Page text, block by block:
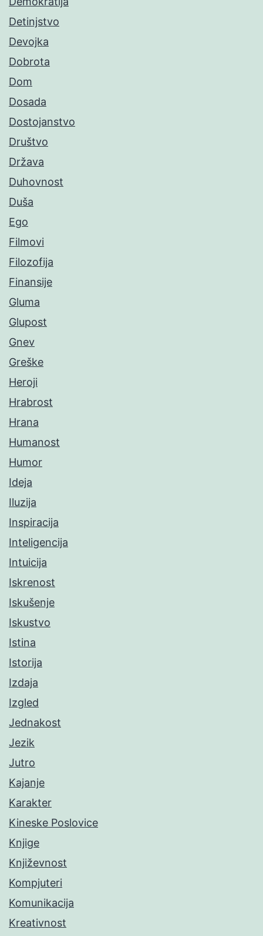
Detinjstvo
Devojka
Dobrota
Dom
Dosada
Dostojanstvo
Društvo
Država
Duhovnost
Duša
Ego
Filmovi
Filozofija
Finansije
Gluma
Glupost
Gnev
Greške
Heroji
Hrabrost
Hrana
Humanost
Humor
Ideja
Iluzija
Inspiracija
Inteligencija
Intuicija
Iskrenost
Iskušenje
Iskustvo
Istina
Istorija
Izdaja
Izgled
Jednakost
Jezik
Jutro
Kajanje
Karakter
Kineske Poslovice
Knjige
Književnost
Kompjuteri
Komunikacija
Kreativnost